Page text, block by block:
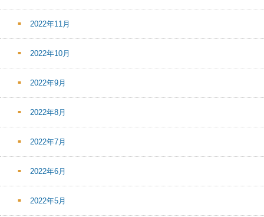
2022年11月
2022年10月
2022年9月
2022年8月
2022年7月
2022年6月
2022年5月